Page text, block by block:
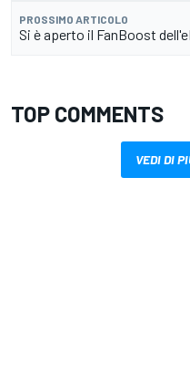
PROSSIMO ARTICOLO
Si è aperto il FanBoost
TOP COMMENTS
VEDI DI